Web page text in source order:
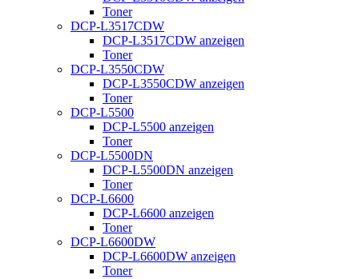
Toner
DCP-L3517CDW
DCP-L3517CDW anzeigen
Toner
DCP-L3550CDW
DCP-L3550CDW anzeigen
Toner
DCP-L5500
DCP-L5500 anzeigen
Toner
DCP-L5500DN
DCP-L5500DN anzeigen
Toner
DCP-L6600
DCP-L6600 anzeigen
Toner
DCP-L6600DW
DCP-L6600DW anzeigen
Toner